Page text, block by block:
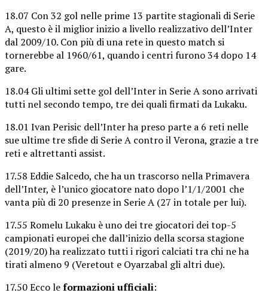
18.07 Con 32 gol nelle prime 13 partite stagionali di Serie
A, questo è il miglior inizio a livello realizzativo dell’Inter
dal 2009/10. Con più di una rete in questo match si
tornerebbe al 1960/61, quando i centri furono 34 dopo 14
gare.
18.04 Gli ultimi sette gol dell’Inter in Serie A sono arrivati
tutti nel secondo tempo, tre dei quali firmati da Lukaku.
18.01 Ivan Perisic dell’Inter ha preso parte a 6 reti nelle
sue ultime tre sfide di Serie A contro il Verona, grazie a tre
reti e altrettanti assist.
17.58 Eddie Salcedo, che ha un trascorso nella Primavera
dell’Inter, è l’unico giocatore nato dopo l’1/1/2001 che
vanta più di 20 presenze in Serie A (27 in totale per lui).
17.55 Romelu Lukaku è uno dei tre giocatori dei top-5
campionati europei che dall’inizio della scorsa stagione
(2019/20) ha realizzato tutti i rigori calciati tra chi ne ha
tirati almeno 9 (Veretout e Oyarzabal gli altri due).
17.50 Ecco leformazioni ufficiali: